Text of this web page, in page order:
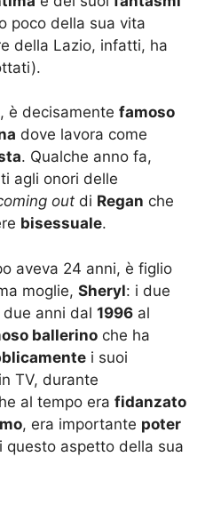
poco della sua vita
della Lazio, infatti, ha
è decisamente famoso
dove lavora come
. Qualche anno fa,
agli onori delle
out di Regan che
bisessuale.
aveva 24 anni, è figlio
moglie, Sheryl: i due
anni dal 1996 al
ballerino che ha
i suoi
TV, durante
al tempo era fidanzato
, era importante poter
questo aspetto della sua